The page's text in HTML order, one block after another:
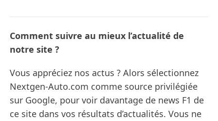
Comment suivre au mieux l’actualité de
notre site ?
Vous appréciez nos actus ? Alors sélectionnez
Nextgen-Auto.com comme source privilégiée
sur Google, pour voir davantage de news F1 de
ce site dans vos résultats d’actualités. Vous ne